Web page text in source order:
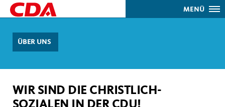
MENÜ
ÜBER UNS
WIR SIND DIE CHRISTLICH-